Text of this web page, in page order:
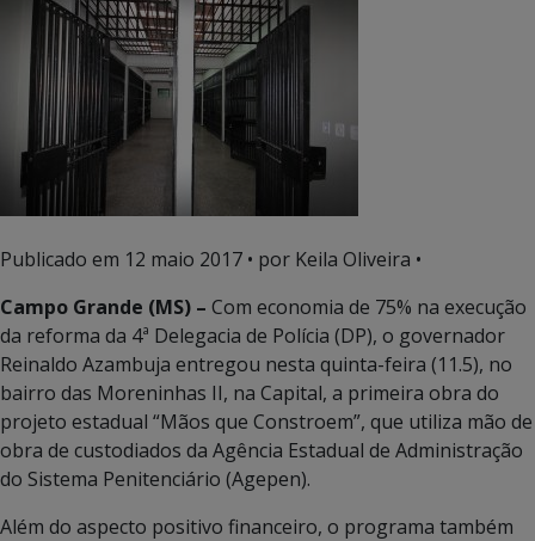
Publicado em 12 maio 2017 • por Keila Oliveira •
Campo Grande (MS) – Com economia de 75% na execução
da reforma da 4ª Delegacia de Polícia (DP), o governador
Reinaldo Azambuja entregou nesta quinta-feira (11.5), no
bairro das Moreninhas II, na Capital, a primeira obra do
projeto estadual “Mãos que Constroem”, que utiliza mão de
obra de custodiados da Agência Estadual de Administração
do Sistema Penitenciário (Agepen).
Além do aspecto positivo financeiro, o programa também